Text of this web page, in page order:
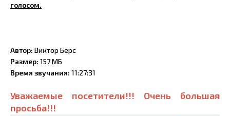
голосом.
Автор: Виктор Берс
Размер: 157 МБ
Время звучания: 11:27:31
Уважаемые посетители!!! Очень большая
просьба!!!